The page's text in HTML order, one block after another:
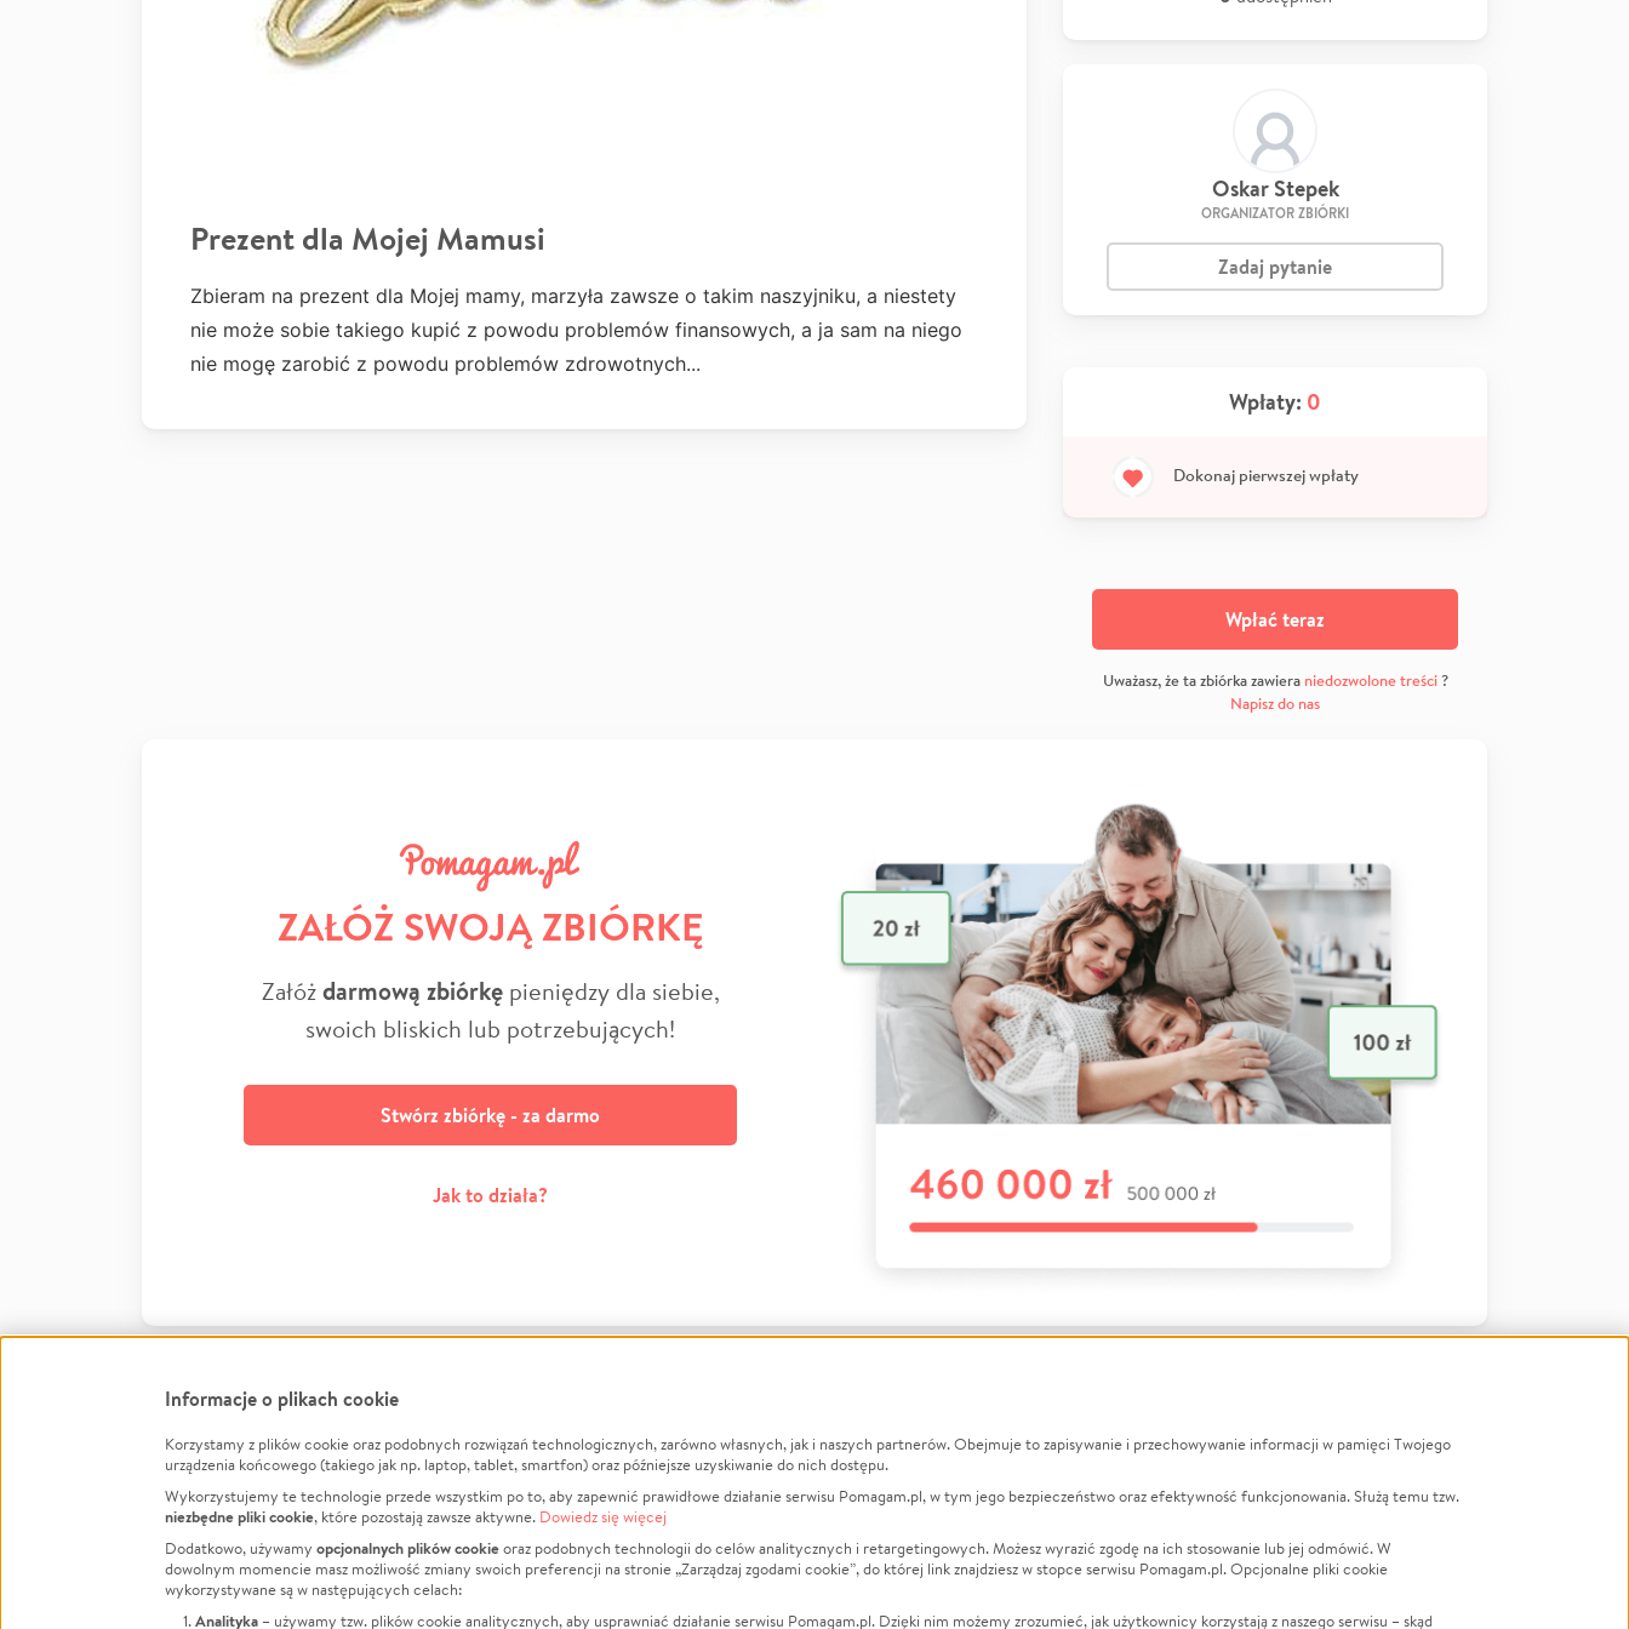
Prezent dla Mojej Mamusi
Zbieram na prezent dla Mojej mamy, marzyła zawsze o takim naszyjniku, a niestety
nie może sobie takiego kupić z powodu problemów finansowych, a ja sam na niego
nie mogę zarobić z powodu problemów zdrowotnych...
Oskar Stepek
ORGANIZATOR ZBIÓRKI
Zadaj pytanie
Wpłaty: 0
Dokonaj pierwszej wpłaty
Wpłać teraz
Uważasz, że ta zbiórka zawiera niedozwolone treści?
Napisz do nas
ZAŁÓŻ SWOJĄ ZBIÓRKĘ
Załóżdarmową zbiórkępieniędzy dla siebie,
swoich bliskich lub potrzebujących!
Stwórz zbiórkę - za darmo
Jak to działa?
FacebookTwitter Instagram
LinkedInTikTok Youtube
Informacje
Jak to działa?
Regulamin
Polityka Prywatności
O nas
Opinie
Raporty
Za darmo
Zbieraj na
Leczenie
Zwierzęta
Pożar
LGBTQ+
Powódź
Wichura
Informacje o plikach cookie
Korzystamy z plików cookie oraz podobnych rozwiązań technologicznych, zarówno własnych, jak i naszych partnerów. Obejmuje to zapisywanie i przechowywanie informacji w pamięci Twojego
urządzenia końcowego (takiego jak np. laptop, tablet, smartfon) oraz późniejsze uzyskiwanie do nich dostępu.
Wykorzystujemy te technologie przede wszystkim po to, aby zapewnić prawidłowe działanie serwisu Pomagam.pl, w tym jego bezpieczeństwo oraz efektywność funkcjonowania. Służą temu tzw.
niezbędne pliki cookie, które pozostają zawsze aktywne. Dowiedz się więcej
Dodatkowo, używamy opcjonalnych plików cookieoraz podobnych technologii do celów analitycznych i retargetingowych. Możesz wyrazić zgodę na ich stosowanie lub jej odmówić. W
dowolnym momencie masz możliwość zmiany swoich preferencji na stronie „Zarządzaj zgodami cookie”, do której link znajdziesz w stopce serwisu Pomagam.pl. Opcjonalne pliki cookie
wykorzystywane są w następujących celach:
Analityka – używamy tzw. plików cookie analitycznych, aby usprawniać działanie serwisu Pomagam.pl. Dzięki nim możemy zrozumieć, jak użytkownicy korzystają z naszego serwisu – skąd